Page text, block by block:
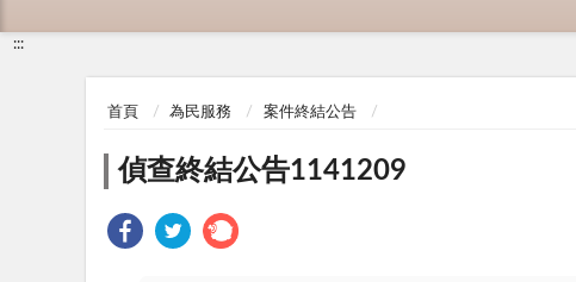
:::
首頁 為民服務 案件終結公告
偵查終結公告1141209